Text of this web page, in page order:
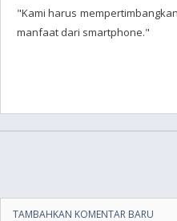
"Kami harus
manfaat dari smartphone."
TAMBAHKAN KOMENTAR BARU